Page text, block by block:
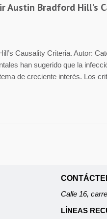
Austin Bradford Hill’s
Causality Criteria. Autor:
han sugerido que la
de creciente interés. Los
Calle 16,
LÍNEAS